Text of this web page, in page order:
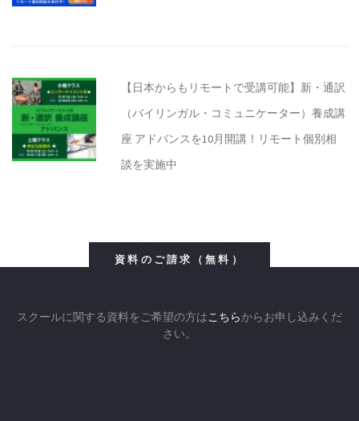
【日本からもリモートで受講可能】新・通訳
（バイリンガル・コミュニケーター）養成講
座 アドバンスを10月開講！リモート個別相
談を実施中
資料のご請求（無料）
スクールに関する資料をご希望の方はこちらからお申し込みくだ
さい。